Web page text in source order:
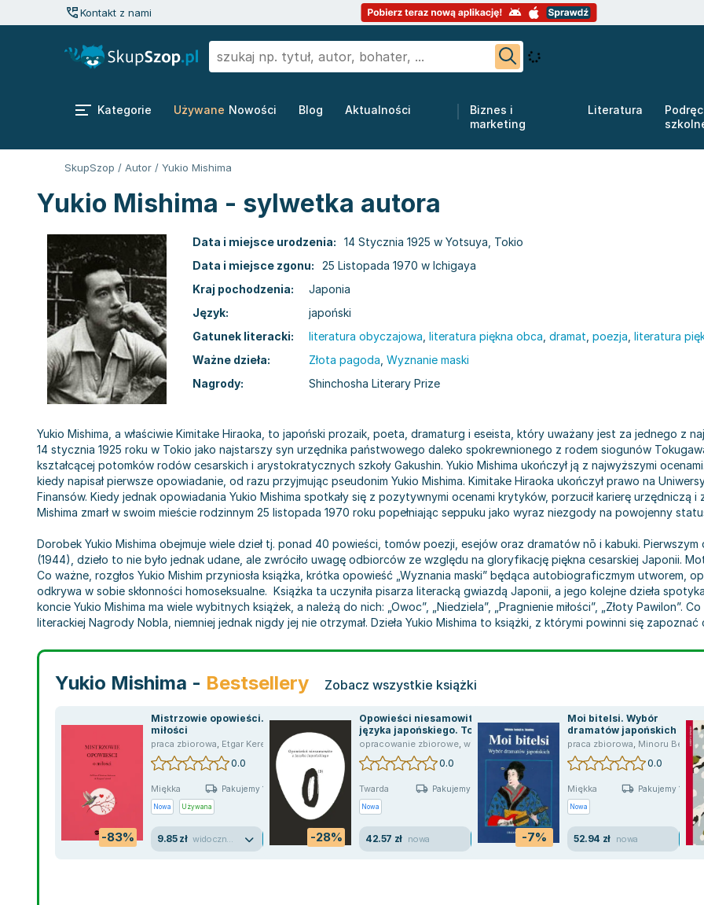
Kontakt z nami
Kategorie Używane Nowości Blog Aktualności
Biznes i
marketing
Literatura
SkupSzop / Autor / Yukio Mishima
Yukio Mishima - sylwetka autora
Data i miejsce urodzenia:
14 Stycznia 1925 w Yotsuya, Tokio
Data i miejsce zgonu:
25 Listopada 1970 w Ichigaya
Kraj pochodzenia:
Japonia
Język:
japoński
Gatunek literacki:
literatura obyczajowa literatura piękna obca dramat poezja literatura
Ważne dzieła:
Złota pagoda Wyznanie maski
Nagrody:
Shinchosha Literary Prize
Yukio Mishima, a właściwie Kimitake Hiraoka, to japoński prozaik, poeta, dramaturg i eseista, który uważany jest za jednego z
14 stycznia 1925 roku w Tokio jako najstarszy syn urzędnika państwowego daleko spokrewnionego z rodem siogunów
kształcącej potomków rodów cesarskich i arystokratycznych szkoły Gakushin. Yukio Mishima ukończył ją z najwyższymi
kiedy napisał pierwsze opowiadanie, od razu przyjmując pseudonim Yukio Mishima. Kimitake Hiraoka ukończył prawo na
Finansów. Kiedy jednak opowiadania Yukio Mishima spotkały się z pozytywnymi ocenami krytyków, porzucił karierę urzędniczą
Mishima zmarł w swoim mieście rodzinnym 25 listopada 1970 roku popełniając seppuku jako wyraz niezgody na powojenny
Dorobek Yukio Mishima obejmuje wiele dzieł tj. ponad 40 powieści, tomów poezji, esejów oraz dramatów nō i kabuki. Pierwszym
(1944), dzieło to nie było jednak udane, ale zwróciło uwagę odbiorców ze względu na gloryfikację piękna cesarskiej Japonii.
Co ważne, rozgłos Yukio Mishim przyniosła książka, krótka opowieść „Wyznania maski” będąca autobiograficzmym utworem,
odkrywa w sobie skłonności homoseksualne. Książka ta uczyniła pisarza literacką gwiazdą Japonii, a jego kolejne dzieła
koncie Yukio Mishima ma wiele wybitnych książek, a należą do nich: „Owoc”, „Niedziela”, „Pragnienie miłości”, „Złoty Pawilon”.
literackiej Nagrody Nobla, niemniej jednak nigdy jej nie otrzymał. Dzieła Yukio Mishima to książki, z którymi powinni się
Yukio Mishima - Bestsellery Zobacz wszystkie książki
-83%
Mistrzowie opowieści. O
miłości
praca zbiorowa, Etgar Keret Hans Christian Andersen,Margaret Atwood ,Iwan Bunin ,Truman Capote,Stig Dagerman,James
0.0
Miękka Pakujemy 10.08
Nowa Używana
9.85 zł -28%
Opowieści niesamowite z
języka japońskiego. Tom 9
opracowanie zbiorowe, wielu autorów ,Kōbō Abe,Ryūnosuke Akutagawa,
0.0
Twarda Pakujemy 11.08
Nowa
42.57 zł nowa -7%
Moi bitelsi. Wybór
dramatów japońskich
praca zbiorowa, Minoru Betsuyaku
0.0
Miękka Pakujemy 10.08
Nowa
52.94 zł nowa